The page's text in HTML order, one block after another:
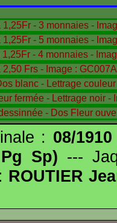
: 08/1910
Sp) ---
ROUTIER